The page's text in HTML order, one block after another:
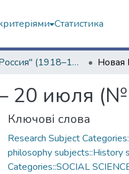
Статистика
"Новая Россия" (1918–1919 гг.)
20 июля
Ключові слова
Research Subject
philosophy subjects::History
Categories::SOCIAL